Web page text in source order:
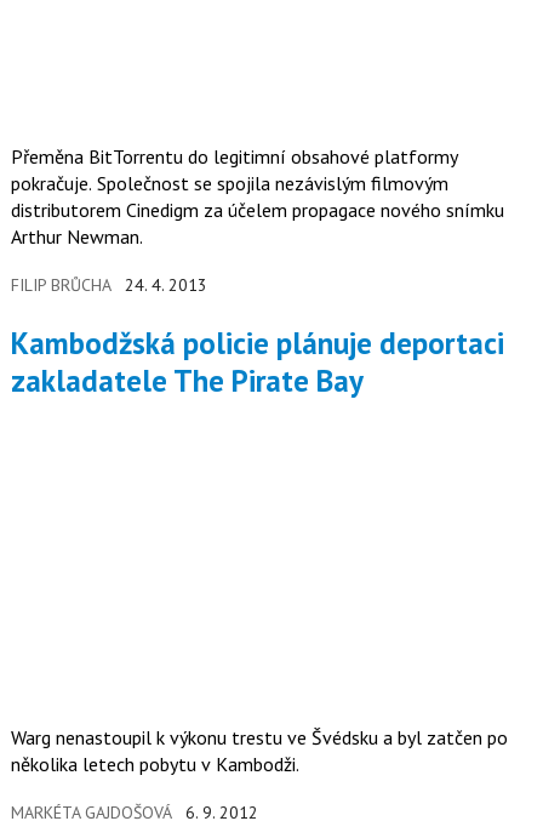
Přeměna BitTorrentu do legitimní obsahové platformy
pokračuje. Společnost se spojila nezávislým filmovým
distributorem Cinedigm za účelem propagace nového snímku
Arthur Newman.
FILIP BRŮCHA 24. 4. 2013
Kambodžská policie plánuje deportaci
zakladatele The Pirate Bay
Warg nenastoupil k výkonu trestu ve Švédsku a byl zatčen po
několika letech pobytu v Kambodži.
MARKÉTA GAJDOŠOVÁ 6. 9. 2012